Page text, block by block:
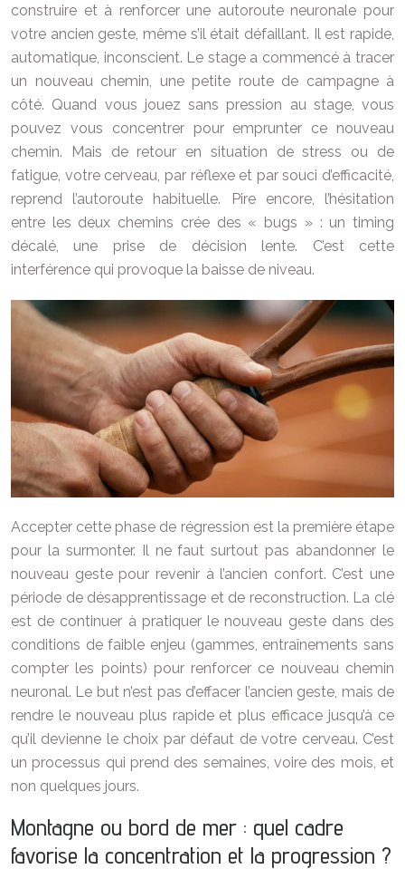
construire et à renforcer une autoroute neuronale pour
votre ancien geste, même s’il était défaillant. Il est rapide,
automatique, inconscient. Le stage a commencé à tracer
un nouveau chemin, une petite route de campagne à
côté. Quand vous jouez sans pression au stage, vous
pouvez vous concentrer pour emprunter ce nouveau
chemin. Mais de retour en situation de stress ou de
fatigue, votre cerveau, par réflexe et par souci d’efficacité,
reprend l’autoroute habituelle. Pire encore, l’hésitation
entre les deux chemins crée des « bugs » : un timing
décalé, une prise de décision lente. C’est cette
interférence qui provoque la baisse de niveau.
Accepter cette phase de régression est la première étape
pour la surmonter. Il ne faut surtout pas abandonner le
nouveau geste pour revenir à l’ancien confort. C’est une
période de désapprentissage et de reconstruction. La clé
est de continuer à pratiquer le nouveau geste dans des
conditions de faible enjeu (gammes, entraînements sans
compter les points) pour renforcer ce nouveau chemin
neuronal. Le but n’est pas d’effacer l’ancien geste, mais de
rendre le nouveau plus rapide et plus efficace jusqu’à ce
qu’il devienne le choix par défaut de votre cerveau. C’est
un processus qui prend des semaines, voire des mois, et
non quelques jours.
Montagne ou bord de mer : quel cadre
favorise la concentration et la progression ?